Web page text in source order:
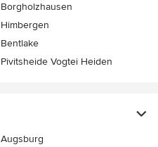
Borgholzhausen
Himbergen
Bentlake
Pivitsheide Vogtei Heiden
Augsburg